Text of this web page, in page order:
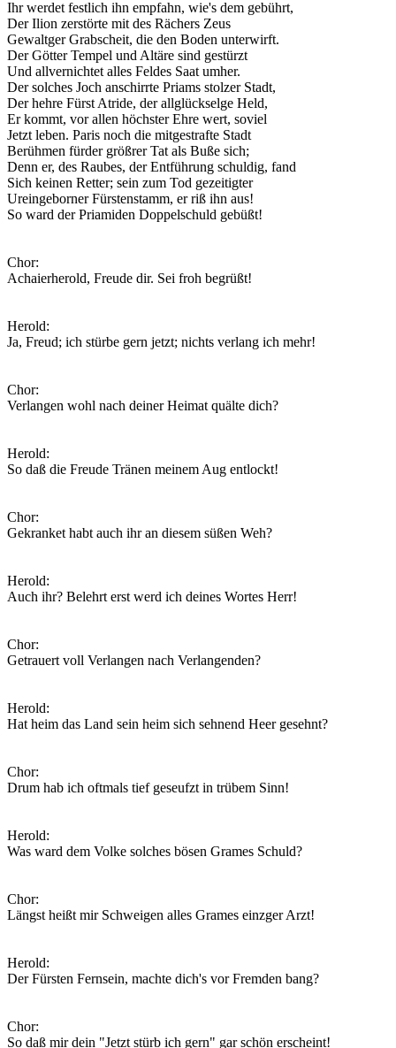
Ihr werdet festlich ihn empfahn, wie's dem gebührt,
Der Ilion zerstörte mit des Rächers Zeus
Gewaltger Grabscheit, die den Boden unterwirft.
Der Götter Tempel und Altäre sind gestürzt
Und allvernichtet alles Feldes Saat umher.
Der solches Joch anschirrte Priams stolzer Stadt,
Der hehre Fürst Atride, der allglückselge Held,
Er kommt, vor allen höchster Ehre wert, soviel
Jetzt leben. Paris noch die mitgestrafte Stadt
Berühmen fürder größrer Tat als Buße sich;
Denn er, des Raubes, der Entführung schuldig, fand
Sich keinen Retter; sein zum Tod gezeitigter
Ureingeborner Fürstenstamm, er riß ihn aus!
So ward der Priamiden Doppelschuld gebüßt!
Chor:
Achaierherold, Freude dir. Sei froh begrüßt!
Herold:
Ja, Freud; ich stürbe gern jetzt; nichts verlang ich mehr!
Chor:
Verlangen wohl nach deiner Heimat quälte dich?
Herold:
So daß die Freude Tränen meinem Aug entlockt!
Chor:
Gekranket habt auch ihr an diesem süßen Weh?
Herold:
Auch ihr? Belehrt erst werd ich deines Wortes Herr!
Chor:
Getrauert voll Verlangen nach Verlangenden?
Herold:
Hat heim das Land sein heim sich sehnend Heer gesehnt?
Chor:
Drum hab ich oftmals tief geseufzt in trübem Sinn!
Herold:
Was ward dem Volke solches bösen Grames Schuld?
Chor:
Längst heißt mir Schweigen alles Grames einzger Arzt!
Herold:
Der Fürsten Fernsein, machte dich's vor Fremden bang?
Chor:
So daß mir dein "Jetzt stürb ich gern" gar schön erscheint!